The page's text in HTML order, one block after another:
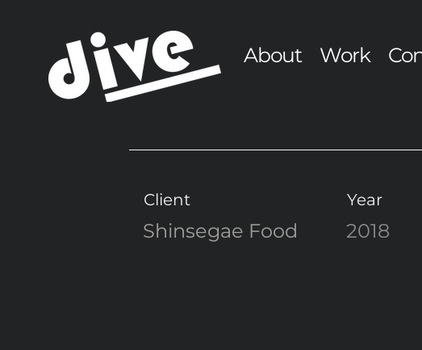
About Work
Client
Shinsegae Food
Year
2018